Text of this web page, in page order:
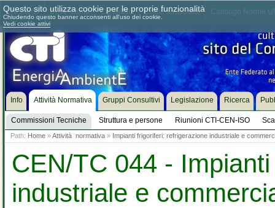
Chi siamo Dove siamo Contattaci Come associarsi
Info Attività Normativa
Commissioni Tecniche Struttura e persone Riunioni CTI-CEN-ISO
Gruppi Consultivi Legislazione Ricerca
Path: Home »Attività normativa » Impianti frigoriferi: refrigerazione industriale e
CEN/TC 044 -
industriale e
Questo sito utilizza cookie per le proprie funzionalità
Chiudendo questo banner acconsenti all'uso dei cookie.
Vedi cookie attivi